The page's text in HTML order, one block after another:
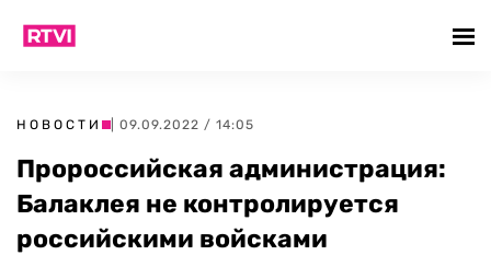
НОВОСТИ | 09.09.2022 / 14:05
Пророссийская администрация:
Балаклея не контролируется
российскими войсками